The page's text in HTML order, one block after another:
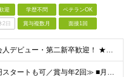
迎 学歴不問 ベテランOK
2日 賞与複数月 面接1回
★未経験・社会人デビュー・第二新卒歓迎！ ★フリーターやブランクのある方も大歓迎！ ★20～40代幅広く活躍中 ■学歴不問 ＼こんな方にピッタリ／ --------------------- □ 正
≪月給27.7万円スタートも可／賞与年2回≫ ■月給21万円～27.7万円＋各種手当＋賞与年2回 ※給与は勤務地に応じて変更します ※年齢や経験・スキルなどを考慮して決定します ※時間外手当は全額支給